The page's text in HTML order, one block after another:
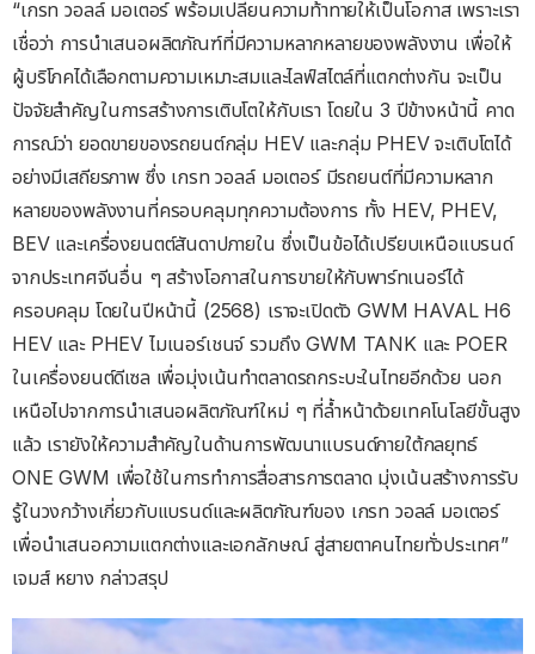
“เกรท วอลล์ มอเตอร์ พร้อมเปลี่ยนความท้าทายให้เป็นโอกาส เพราะเรา
เชื่อว่า การนำเสนอผลิตภัณฑ์ที่มีความหลากหลายของพลังงาน เพื่อให้
ผู้บริโภคได้เลือกตามความเหมาะสมและไลฟ์สไตล์ที่แตกต่างกัน จะเป็น
ปัจจัยสำคัญในการสร้างการเติบโตให้กับเรา โดยใน 3 ปีข้างหน้านี้ คาด
การณ์ว่า ยอดขายของรถยนต์กลุ่ม HEV และกลุ่ม PHEV จะเติบโตได้
อย่างมีเสถียรภาพ ซึ่ง เกรท วอลล์ มอเตอร์ มีรถยนต์ที่มีความหลาก
หลายของพลังงานที่ครอบคลุมทุกความต้องการ ทั้ง HEV, PHEV,
BEV และเครื่องยนตต์สันดาปภายใน ซึ่งเป็นข้อได้เปรียบเหนือแบรนด์
จากประเทศจีนอื่น ๆ สร้างโอกาสในการขายให้กับพาร์ทเนอร์ได้
ครอบคลุม โดยในปีหน้านี้ (2568) เราจะเปิดตัว GWM HAVAL H6
HEV และ PHEV ไมเนอร์เชนจ์ รวมถึง GWM TANK และ POER
ในเครื่องยนต์ดีเซล เพื่อมุ่งเน้นทำตลาดรถกระบะในไทยอีกด้วย นอก
เหนือไปจากการนำเสนอผลิตภัณฑ์ใหม่ ๆ ที่ล้ำหน้าด้วยเทคโนโลยีขั้นสูง
แล้ว เรายังให้ความสำคัญในด้านการพัฒนาแบรนด์ภายใต้กลยุทธ์
ONE GWM เพื่อใช้ในการทำการสื่อสารการตลาด มุ่งเน้นสร้างการรับ
รู้ในวงกว้างเกี่ยวกับแบรนด์และผลิตภัณฑ์ของ เกรท วอลล์ มอเตอร์
เพื่อนำเสนอความแตกต่างและเอกลักษณ์ สู่สายตาคนไทยทั่วประเทศ”
เจมส์ หยาง กล่าวสรุป